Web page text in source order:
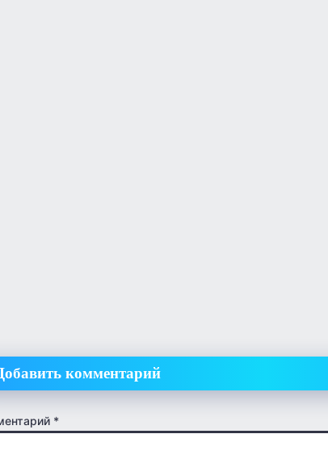
комментарий
*